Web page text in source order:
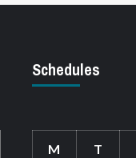
Schedules
M T